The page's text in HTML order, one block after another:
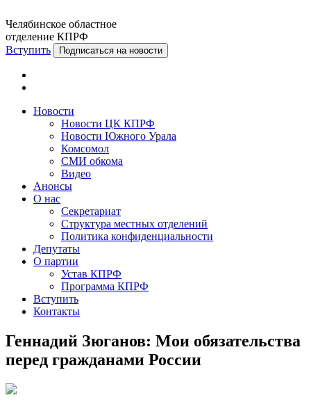
Челябинское областное
отделение КПРФ
Вступить
Подписаться на новости
Новости
Новости ЦК КПРФ
Новости Южного Урала
Комсомол
СМИ обкома
Видео
Анонсы
О нас
Секретариат
Структура местных отделений
Политика конфиденциальности
Депутаты
О партии
Устав КПРФ
Программа КПРФ
Вступить
Контакты
Геннадий Зюганов: Мои обязательства
перед гражданами России